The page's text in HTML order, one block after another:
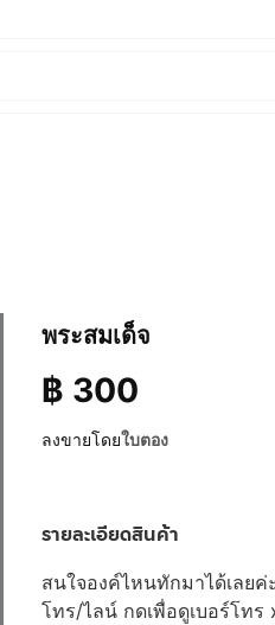
พระสมเด็จ
฿ 300
ลงขายโดยใบตอง
รายละเอียดสินค้า
สนใจองค์ไหนทักมาได้เลยค่ะ
โทร/ไลน์ กดเพื่อดูเบอร์โท